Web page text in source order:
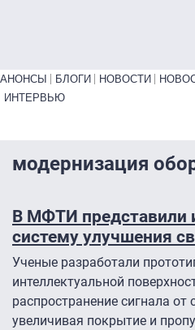
Primary links bottom
АНОНСЫ БЛОГИ НОВОСТИ
ИНТЕРВЬЮ
модернизация
В МФТИ представили
систему улучшения
Ученые разработали
интеллектуальной
распространение сигнала
увеличивая покрытие и